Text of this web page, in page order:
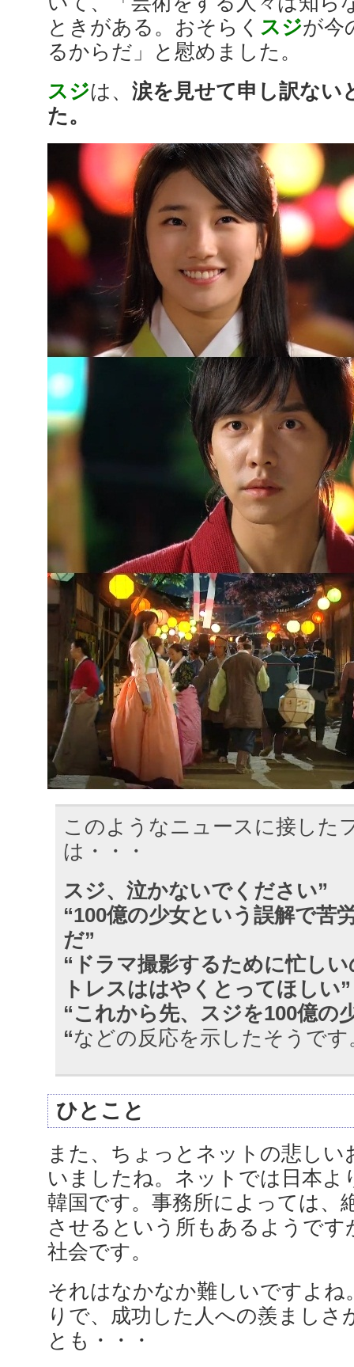
ときがある。おそらく スジが今
るからだ」と慰めました。
スジは、 涙を見せて申し訳ない
た。
このようなニュースに接した
は・・・
スジ、泣かないでください”
“100億の少女という誤解で苦
だ”
“ドラマ撮影するために忙し
トレスははやくとってほしい”
“これから先、スジを100億の
“などの反応を示したそうです
ひとこと
また、ちょっとネットの悲し
いましたね。ネットでは日本よ
韓国です。事務所によっては、
させるという所もあるようです
社会です。
それはなかなか難しいですよね
りで、成功した人への羨ましさ
とも・・・